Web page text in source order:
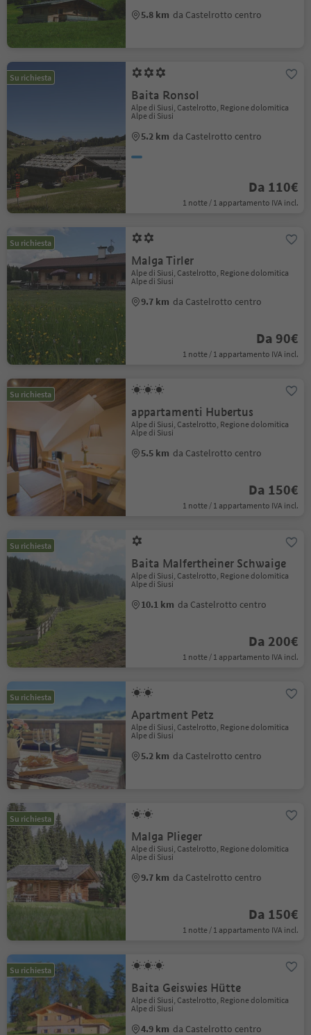
5.8 km da Castelrotto centro
Su richiesta
Baita Ronsol
Alpe di Siusi, Castelrotto, Regione dolomitica
Alpe di Siusi
5.2 km da Castelrotto centro
Da 110€
1 notte / 1 appartamento IVA incl.
Su richiesta
Malga Tirler
Alpe di Siusi, Castelrotto, Regione dolomitica
Alpe di Siusi
9.7 km da Castelrotto centro
Da 90€
1 notte / 1 appartamento IVA incl.
Su richiesta
appartamenti Hubertus
Alpe di Siusi, Castelrotto, Regione dolomitica
Alpe di Siusi
5.5 km da Castelrotto centro
Da 150€
1 notte / 1 appartamento IVA incl.
Su richiesta
Baita Malfertheiner Schwaige
Alpe di Siusi, Castelrotto, Regione dolomitica
Alpe di Siusi
10.1 km da Castelrotto centro
Da 200€
1 notte / 1 appartamento IVA incl.
Su richiesta
Apartment Petz
Alpe di Siusi, Castelrotto, Regione dolomitica
Alpe di Siusi
5.2 km da Castelrotto centro
Su richiesta
Malga Plieger
Alpe di Siusi, Castelrotto, Regione dolomitica
Alpe di Siusi
9.7 km da Castelrotto centro
Da 150€
1 notte / 1 appartamento IVA incl.
Su richiesta
Baita Geiswies Hütte
Alpe di Siusi, Castelrotto, Regione dolomitica
Alpe di Siusi
4.9 km da Castelrotto centro